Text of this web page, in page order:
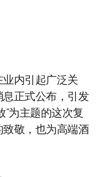
内引起广泛关
正式公布，引发
”为主题的这次复
敬，也为高端酒